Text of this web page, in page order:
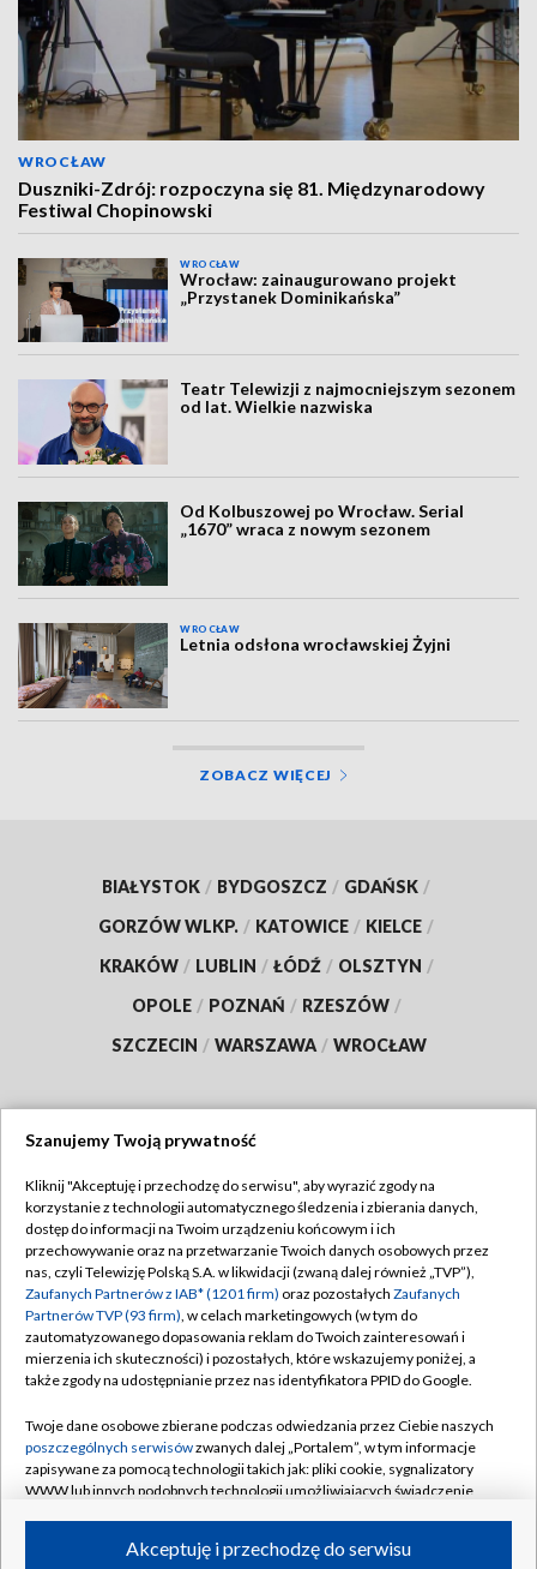
WROCŁAW
Duszniki-Zdrój: rozpoczyna się 81. Międzynarodowy
Festiwal Chopinowski
WROCŁAW
Wrocław: zainaugurowano projekt
„Przystanek Dominikańska”
Teatr Telewizji z najmocniejszym sezonem
od lat. Wielkie nazwiska
Od Kolbuszowej po Wrocław. Serial
„1670” wraca z nowym sezonem
WROCŁAW
Letnia odsłona wrocławskiej Żyjni
ZOBACZ WIĘCEJ
BIAŁYSTOK / BYDGOSZCZ / GDAŃSK /
GORZÓW WLKP. / KATOWICE / KIELCE /
KRAKÓW / LUBLIN / ŁÓDŹ / OLSZTYN /
OPOLE / POZNAŃ / RZESZÓW /
SZCZECIN / WARSZAWA / WROCŁAW
TVP
Abonament TVP
Emisja w TVP
Centrum informacji TVP
Naziemna Telewizja Cyfrowa
Rada Programowa
System NOS
Informacje o nadawcy
Program dla prasy
Regulamin TVP
Polityka prywatności
Moje zgody
Pomoc
Kontakt
Kanały
Szanujemy Twoją prywatność
Kliknij "Akceptuję i przechodzę do serwisu", aby wyrazić zgody na
korzystanie z technologii automatycznego śledzenia i zbierania danych,
dostęp do informacji na Twoim urządzeniu końcowym i ich
przechowywanie oraz na przetwarzanie Twoich danych osobowych przez
nas, czyli Telewizję Polską S.A. w likwidacji (zwaną dalej również „TVP”),
Zaufanych Partnerów z IAB* (1201 firm) oraz pozostałych Zaufanych
Partnerów TVP (93 firm), w celach marketingowych (w tym do
zautomatyzowanego dopasowania reklam do Twoich zainteresowań i
mierzenia ich skuteczności) i pozostałych, które wskazujemy poniżej, a
także zgody na udostępnianie przez nas identyfikatora PPID do Google.
Twoje dane osobowe zbierane podczas odwiedzania przez Ciebie naszych
poszczególnych serwisówzwanych dalej „Portalem”, w tym informacje
zapisywane za pomocą technologii takich jak: pliki cookie, sygnalizatory
WWW lub innych podobnych technologii umożliwiających świadczenie
ruchu w Internecie.Akceptuję i przechodzę do serwisu